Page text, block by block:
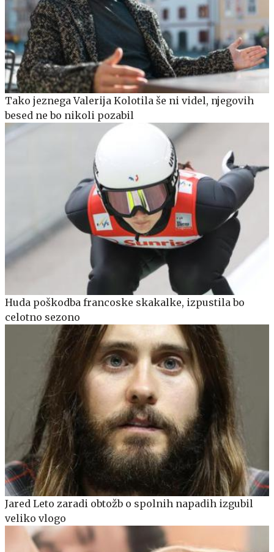
Tako jeznega Valerija Kolotila še ni videl, njegovih
besed ne bo nikoli pozabil
Huda poškodba francoske skakalke, izpustila bo
celotno sezono
Jared Leto zaradi obtožb o spolnih napadih izgubil
veliko vlogo